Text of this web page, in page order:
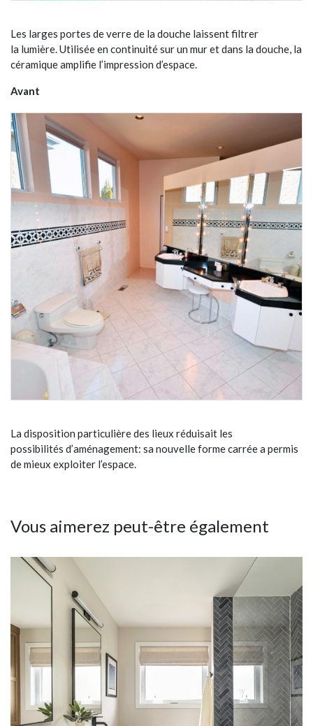
Les larges portes de verre de la douche laissent filtrer
la lumière. Utilisée en continuité sur un mur et dans la douche, la
céramique amplifie l’impression d’espace.
Avant
La disposition particulière des lieux réduisait les
possibilités d’aménagement: sa nouvelle forme carrée a permis
de mieux exploiter l’espace.
Vous aimerez peut-être également